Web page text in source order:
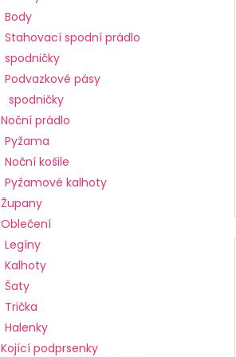
Body
Stahovací spodní prádlo
spodničky
Podvazkové pásy
spodničky
Noční prádlo
Pyžama
Noční košile
Pyžamové kalhoty
Župany
Oblečení
Legíny
Kalhoty
Šaty
Trička
Halenky
Kojící podprsenky